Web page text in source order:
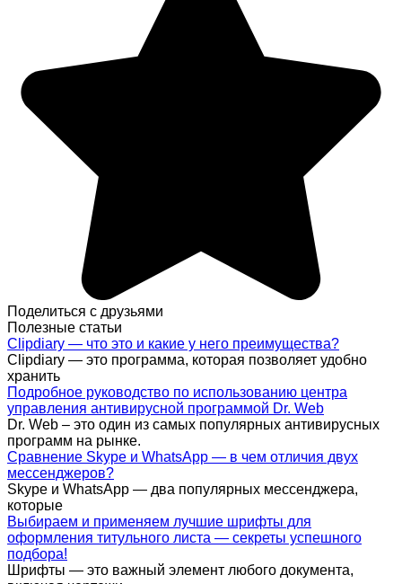
Поделиться с друзьями
Полезные статьи
Clipdiary — что это и какие у него преимущества?
Clipdiary — это программа, которая позволяет удобно
хранить
Подробное руководство по использованию центра
управления антивирусной программой Dr. Web
Dr. Web – это один из самых популярных антивирусных
программ на рынке.
Сравнение Skype и WhatsApp — в чем отличия двух
мессенджеров?
Skype и WhatsApp — два популярных мессенджера,
которые
Выбираем и применяем лучшие шрифты для
оформления титульного листа — секреты успешного
подбора!
Шрифты — это важный элемент любого документа,